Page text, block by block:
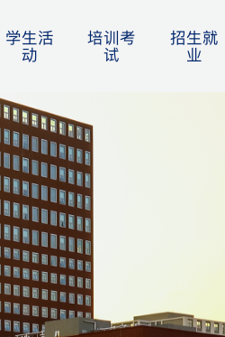
学生活
动
培训考
试
招生就
业